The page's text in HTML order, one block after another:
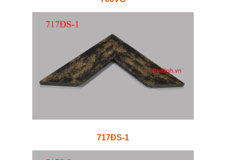
717ĐS-1